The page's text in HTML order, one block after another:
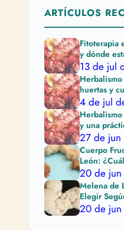
ARTÍCULOS
Fitoterapia
y dónde
13 de jul
huertas y
4 de jul
y una
27 de
Cuerpo
León:
20 de
Melena de
Elegir
20 de